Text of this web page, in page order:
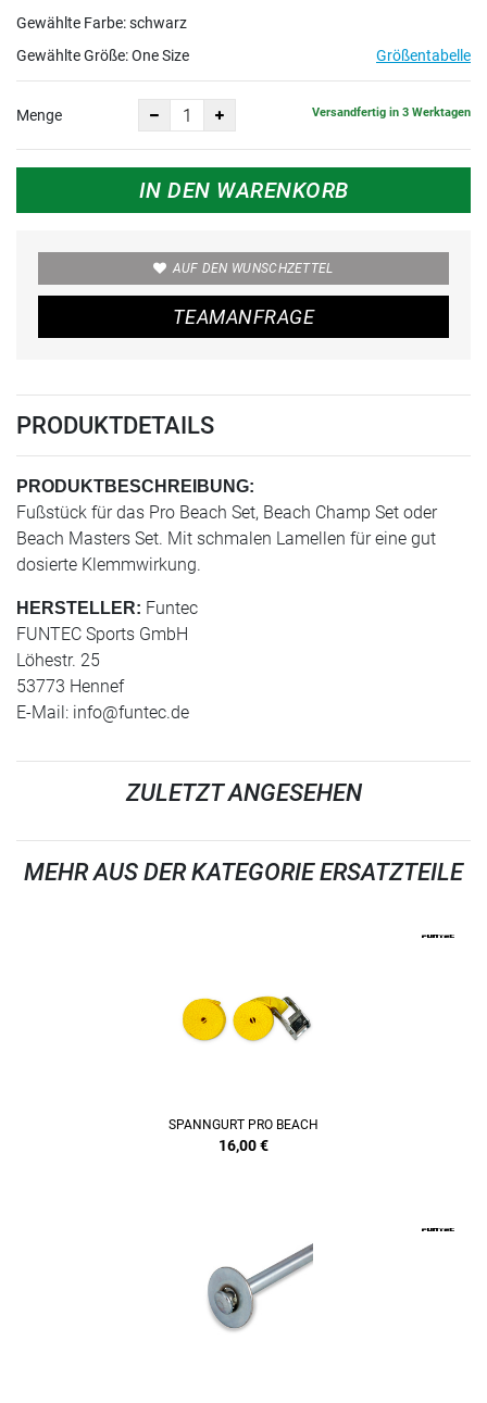
Gewählte Farbe: schwarz
Gewählte Größe:One Size Größentabelle
Menge Versandfertig in 3 Werktagen
IN DEN WARENKORB
AUF DEN WUNSCHZETTEL
TEAMANFRAGE
PRODUKTDETAILS
PRODUKTBESCHREIBUNG:
Fußstück für das Pro Beach Set, Beach Champ Set oder
Beach Masters Set. Mit schmalen Lamellen für eine gut
dosierte Klemmwirkung.
HERSTELLER: Funtec
FUNTEC Sports GmbH
Löhestr. 25
53773 Hennef
E-Mail: info@funtec.de
ZULETZT ANGESEHEN
MEHR AUS DER KATEGORIE ERSATZTEILE
SPANNGURT PRO BEACH
16,00€